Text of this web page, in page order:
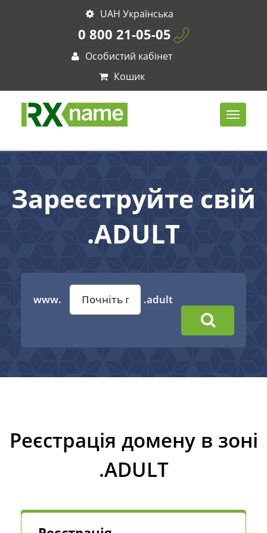
UAH Українська
0 800 21-05-05
Особистий кабінет
Кошик
Зареєструйте свій
.ADULT
www. .adult
Реєстрація домену в зоні
.ADULT